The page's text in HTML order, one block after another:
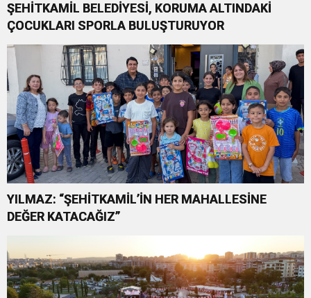
ŞEHİTKAMİL BELEDİYESİ, KORUMA ALTINDAKİ
ÇOCUKLARI SPORLA BULUŞTURUYOR
YILMAZ: “ŞEHİTKAMİL’İN HER MAHALLESİNE
DEĞER KATACAĞIZ”